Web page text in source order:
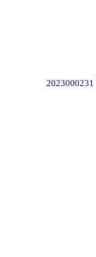
2023000231